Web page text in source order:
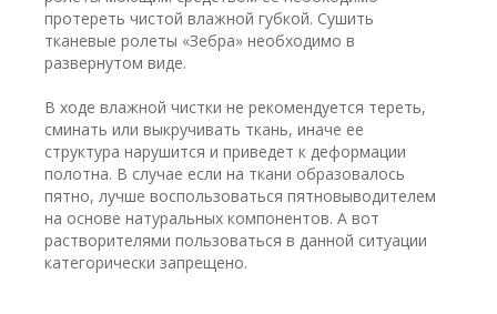
протереть чистой влажной губкой. Сушить
тканевые ролеты «Зебра» необходимо в
развернутом виде.
В ходе влажной чистки не рекомендуется тереть,
сминать или выкручивать ткань, иначе ее
структура нарушится и приведет к деформации
полотна. В случае если на ткани образовалось
пятно, лучше воспользоваться пятновыводителем
на основе натуральных компонентов. А вот
растворителями пользоваться в данной ситуации
категорически запрещено.